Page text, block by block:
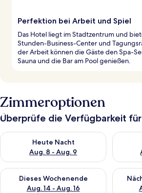
Perfektion bei Arbeit und Spiel
Das Hotel liegt im Stadtzentrum und
Stunden-Business-Center und
der Arbeit können die Gäste den Spa-
Sauna und die Bar am Pool genießen.
Zimmeroptionen
Überprüfe die Verfügbarkeit
Heute Nacht
Aug. 8 - Aug. 9
Überprüfe die Verfügbarkeit für heute
Dieses Wochenende
Aug. 14 - Aug. 16
Überprüfe die Verfügbarkeit für dieses